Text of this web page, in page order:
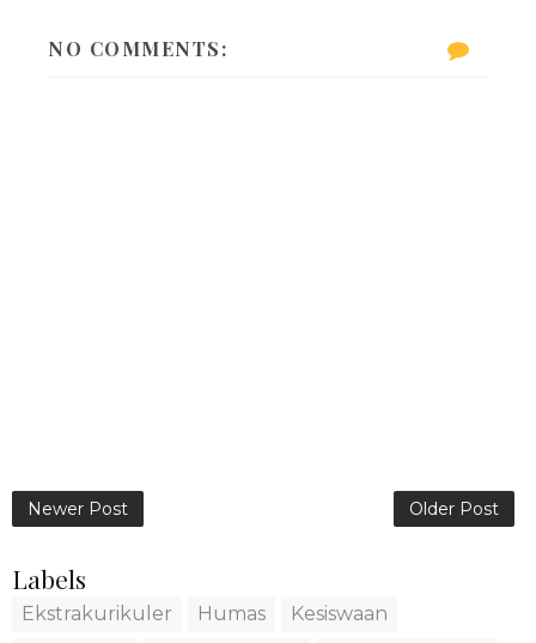
NO COMMENTS:
Newer Post Older Post
Labels
Ekstrakurikuler Humas
Kesiswaan